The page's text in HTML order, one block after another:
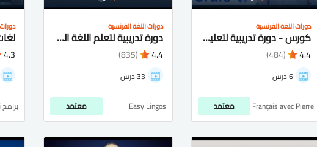
دورات اللغة الفرنسية
كورس - دورة تدريبية لتعليم FRENCH TESTS AND EXAMS | DELF, DALF, TCF
4.4
(484)
6 درس
Français avec Pierre معتمد
دورات اللغة الفرنسية
دورة تدريبية لتعلم اللغة الفرنسية
4.4
(835)
33 درس
Easy Lingos معتمد
4.3